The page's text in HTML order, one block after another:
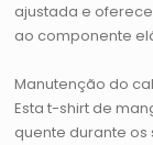
ajustada e
ao componente
Manutenção do
Esta t-shirt de
quente durante os